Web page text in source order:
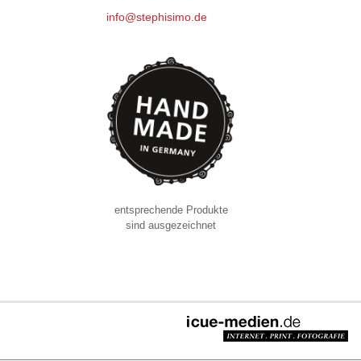
info@stephisimo.de
entsprechende Produkte
sind ausgezeichnet